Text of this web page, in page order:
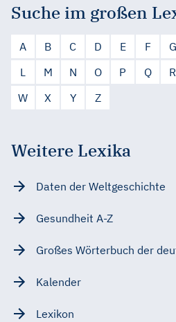
Suche im großen
A B C D E F G
L
M N O P Q R
W
X Y Z
Weitere Lexika
Daten der Weltgeschichte
Gesundheit A-Z
Großes Wörterbuch der
Kalender
Lexikon